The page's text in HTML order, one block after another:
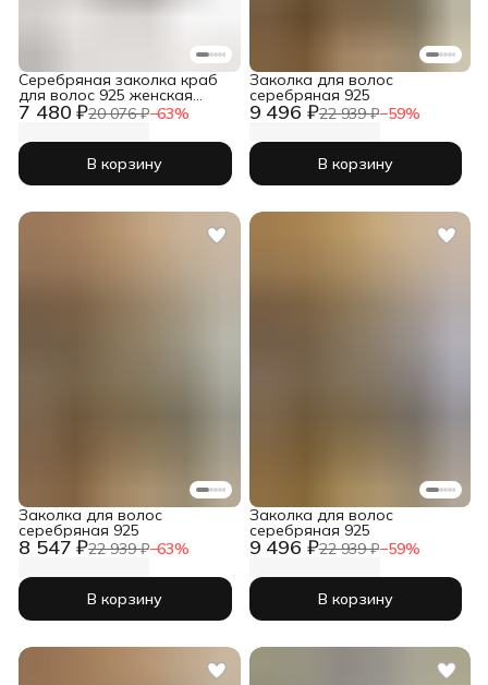
7 480 ₽20 076 ₽−63%
Серебряная заколка краб
для волос 925 женская
цветок
В корзину
9 496 ₽22 939 ₽−59%
Заколка для волос
серебряная 925
В корзину
8 547 ₽22 939 ₽−63%
Заколка для волос
серебряная 925
В корзину
9 496 ₽22 939 ₽−59%
Заколка для волос
серебряная 925
В корзину